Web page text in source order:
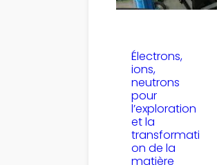
Électrons,
ions,
neutrons
pour
l’exploration
et la
transformati
on de la
matière